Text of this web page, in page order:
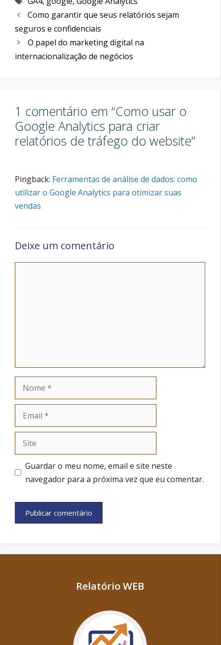
Como garantir que seus relatórios sejam
seguros e confidenciais
O papel do marketing digital na
internacionalização de negócios
1 comentário em “Como usar o
Google Analytics para criar
relatórios de tráfego do website”
Pingback: Ferramentas de análise de dados: como
utilizar o Google Analytics para otimizar suas
vendas
Deixe um comentário
Nome
Email
Site
Guardar o meu nome, email e site neste
navegador para a próxima vez que eu comentar.
Relatório WEB